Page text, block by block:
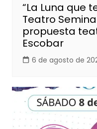
“La Luna que
Teatro
propuesta
Escobar
6 de agosto de